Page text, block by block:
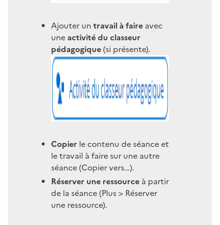
Ajouter un travail à faire avec
uneactivité du classeur
pédagogique(si présente).
Copier le contenu de séance et
le travail à faire sur une autre
séance (Copier vers…).
Réserver une ressource à partir
de la séance (Plus > Réserver
une ressource).